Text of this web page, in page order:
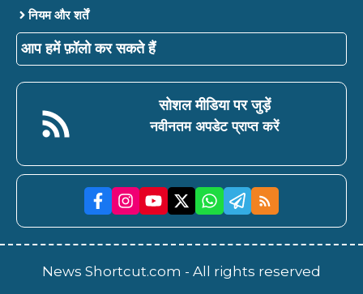
नियम और शर्तें
आप हमें फ़ॉलो कर सकते हैं
सोशल मीडिया पर जुड़ें
नवीनतम अपडेट प्राप्त करें
News Shortcut.com - All rights reserved